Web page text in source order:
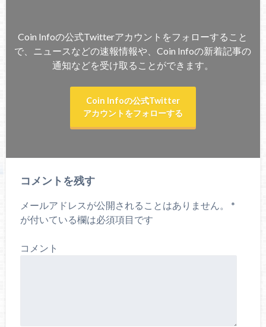
Coin Infoの公式Twitterアカウントをフォローすること
で、ニュースなどの速報情報や、Coin Infoの新着記事の
通知などを受け取ることができます。
Coin Infoの公式Twitter
アカウントをフォローする
コメントを残す
メールアドレスが公開されることはありません。
*
が付いている欄は必須項目です
コメント